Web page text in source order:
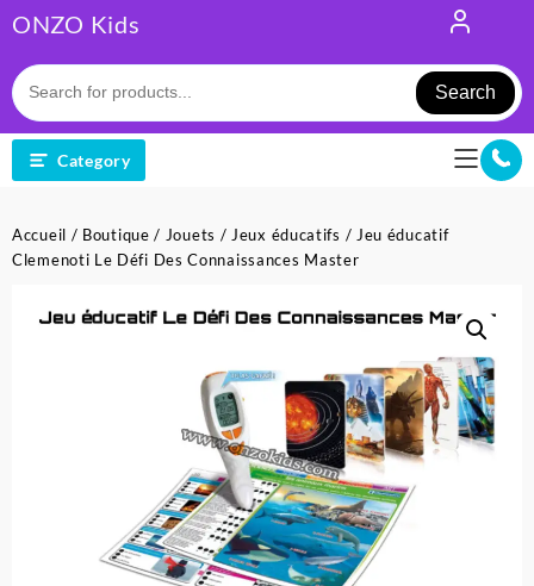
to
content
ONZO Kids
Search
Category
Accueil / Boutique / Jouets / Jeux éducatifs / Jeu éducatif
Clemenoti Le Défi Des Connaissances Master